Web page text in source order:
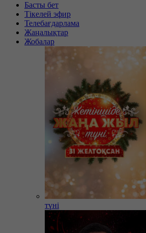
Басты бет
Тікелей эфир
Телебағдарлама
Жаңалықтар
Жобалар
түні